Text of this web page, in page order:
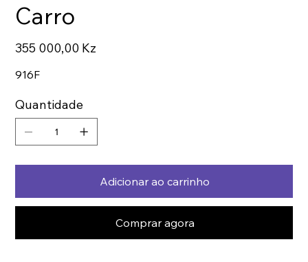
Carro
Preço
355 000,00 Kz
916F
Quantidade
Adicionar ao carrinho
Comprar agora